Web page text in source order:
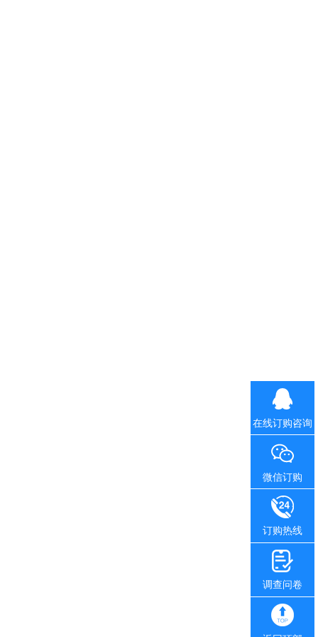
在线订购咨询
微信订购
订购热线
调查问卷